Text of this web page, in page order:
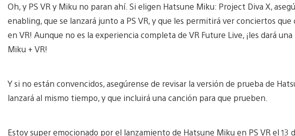
Oh, y PS VR y Miku no paran ahí. Si eligen Hatsune Miku: Project Diva X,
enabling, que se lanzará junto a PS VR, y que les permitirá ver conciertos
en VR! Aunque no es la experiencia completa de VR Future Live, ¡les dará
Miku + VR!
Y si no están convencidos, asegúrense de revisar la versión de prueba de
lanzará al mismo tiempo, y que incluirá una canción para que prueben.
Estoy super emocionado por el lanzamiento de Hatsune Miku en PS VR el 13